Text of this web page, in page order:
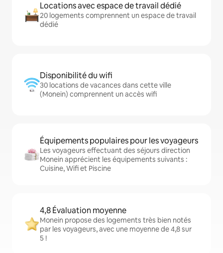
Locations avec espace de travail dédié
20 logements comprennent un espace de travail
dédié
Disponibilité du wifi
30 locations de vacances dans cette ville
(Monein) comprennent un accès wifi
Équipements populaires pour les voyageurs
Les voyageurs effectuant des séjours direction
Monein apprécient les équipements suivants :
Cuisine, Wifi et Piscine
4,8 Évaluation moyenne
Monein propose des logements très bien notés
par les voyageurs, avec une moyenne de 4,8 sur
5 !